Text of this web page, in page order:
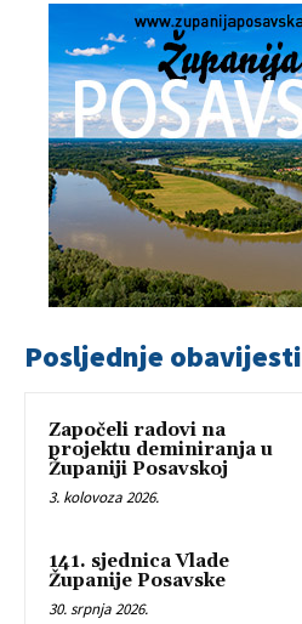
Posljednje obavijesti
Započeli radovi na
projektu deminiranja u
Županiji Posavskoj
3. kolovoza 2026.
141. sjednica Vlade
Županije Posavske
30. srpnja 2026.